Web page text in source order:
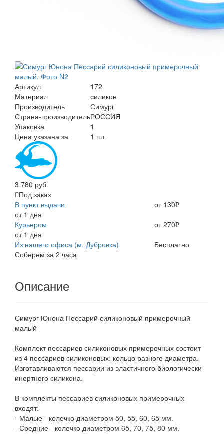
Артикул
172
Материал
силикон
Производитель
Симург
Страна-производительРОССИЯ
Упаковка
1
Цена указана за
1 шт
3 780 руб.
Под заказ
В пункт выдачи
от 1 дня
от 130₽
Курьером
от 1 дня
от 270₽
Из нашего офиса (м. Дубровка)
Соберем за 2 часа
Бесплатно
Описание
Симург Юнона Пессарий силиконовый примерочный
малый
Комплект пессариев силиконовых примерочных состоит
из 4 пессариев силиконовых: кольцо разного диаметра.
Изготавливаются пессарии из эластичного биологически
инертного силикона.
В комплекты пессариев силиконовых примерочных
входят:
- Малые - колечко диаметром 50, 55, 60, 65 мм.
- Средние - колечко диаметром 65, 70, 75, 80 мм.